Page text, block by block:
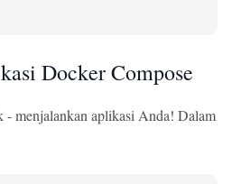
Docker Compose
- menjalankan aplikasi Anda! Dalam